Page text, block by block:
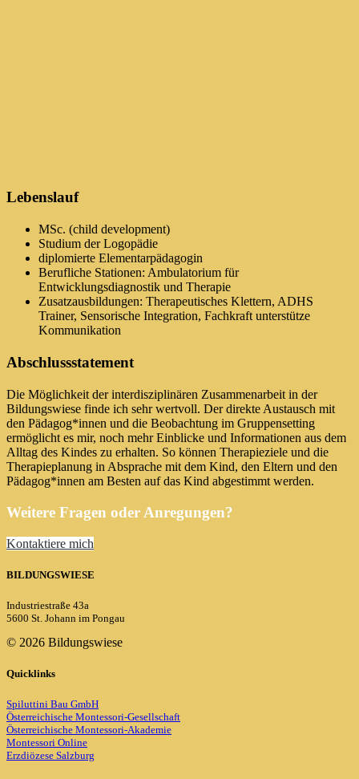
Lebenslauf
MSc. (child development)
Studium der Logopädie
diplomierte Elementarpädagogin
Berufliche Stationen: Ambulatorium für
Entwicklungsdiagnostik und Therapie
Zusatzausbildungen: Therapeutisches Klettern, ADHS
Trainer, Sensorische Integration, Fachkraft unterstütze
Kommunikation
Abschlussstatement
Die Möglichkeit der interdisziplinären Zusammenarbeit in der
Bildungswiese finde ich sehr wertvoll. Der direkte Austausch mit
den Pädagog*innen und die Beobachtung im Gruppensetting
ermöglicht es mir, noch mehr Einblicke und Informationen aus dem
Alltag des Kindes zu erhalten. So können Therapieziele und die
Therapieplanung in Absprache mit dem Kind, den Eltern und den
Pädagog*innen am Besten auf das Kind abgestimmt werden.
Weitere Fragen oder Anregungen?
Kontaktiere mich
BILDUNGSWIESE
Industriestraße 43a
5600 St. Johann im Pongau
© 2026 Bildungswiese
Quicklinks
Spiluttini Bau GmbH
Österreichische Montessori-Gesellschaft
Österreichische Montessori-Akademie
Montessori Online
Erzdiözese Salzburg